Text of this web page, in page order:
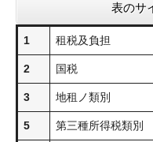
表のサ
1 租税及負担
2 国税
3 地租ノ類別
5 第三種所得税類別